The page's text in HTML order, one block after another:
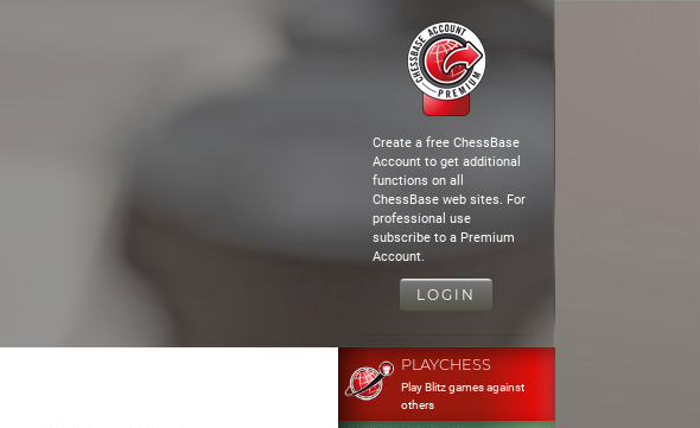
Create a free ChessBase
Account to get additional
functions on all
ChessBase web sites. For
professional use
subscribe to a Premium
Account.
LOGIN
PLAYCHESS
Play Blitz games against
others